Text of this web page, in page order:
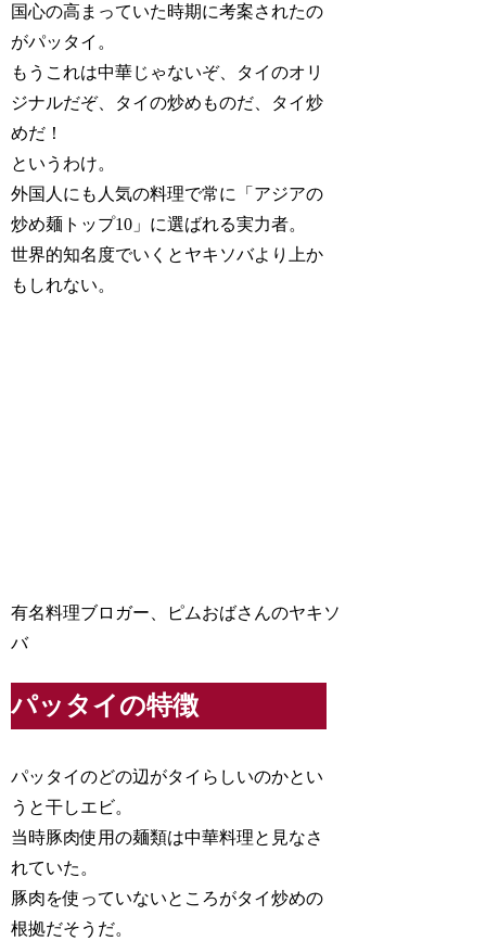
国心の高まっていた時期に考案されたの
がパッタイ。
もうこれは中華じゃないぞ、タイのオリ
ジナルだぞ、タイの炒めものだ、タイ炒
めだ！
というわけ。
外国人にも人気の料理で常に「アジアの
炒め麺トップ10」に選ばれる実力者。
世界的知名度でいくとヤキソバより上か
もしれない。
有名料理ブロガー、ピムおばさんのヤキソ
バ
パッタイの特徴
パッタイのどの辺がタイらしいのかとい
うと干しエビ。
当時豚肉使用の麺類は中華料理と見なさ
れていた。
豚肉を使っていないところがタイ炒めの
根拠だそうだ。